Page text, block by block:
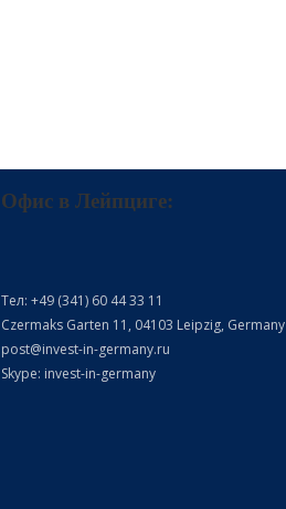
Офис в Лейпциге:
Тел: +49 (341) 60 44 33 11
Czermaks Garten 11, 04103 Leipzig, Germany
post@invest-in-germany.ru
Skype: invest-in-germany